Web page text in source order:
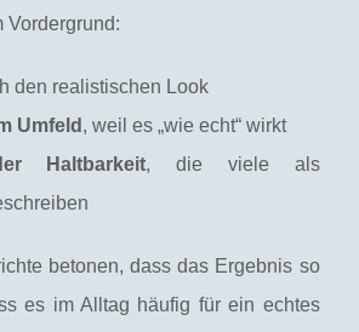
Vordergrund:
den realistischen Look
Umfeld , weil es „wie echt“ wirkt
Haltbarkeit, die viele als
betonen, dass das Ergebnis so
es im Alltag häufig für ein echtes